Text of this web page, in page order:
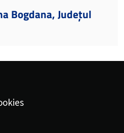
Bogdana, Județul